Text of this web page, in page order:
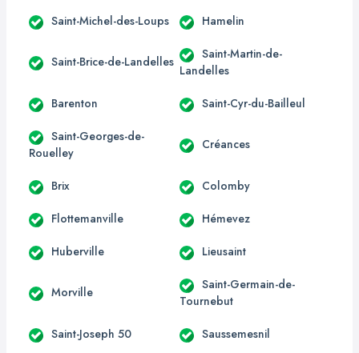
Saint-Michel-des-Loups Hamelin
Saint-Brice-de-Landelles
Saint-Martin-de-
Landelles
Barenton Saint-Cyr-du-Bailleul
Saint-Georges-de-
Rouelley
Créances
Brix Colomby
Flottemanville Hémevez
Huberville Lieusaint
Morville
Saint-Germain-de-
Tournebut
Saint-Joseph 50 Saussemesnil